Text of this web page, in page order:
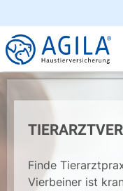
Finde
Vierbeiner ist
×
AGILA
Gratis - Im Play